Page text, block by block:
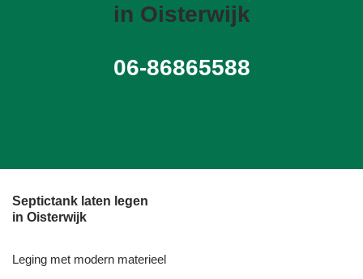
in Oisterwijk
06-86865588
Septictank laten legen
in Oisterwijk
Leging met modern materieel